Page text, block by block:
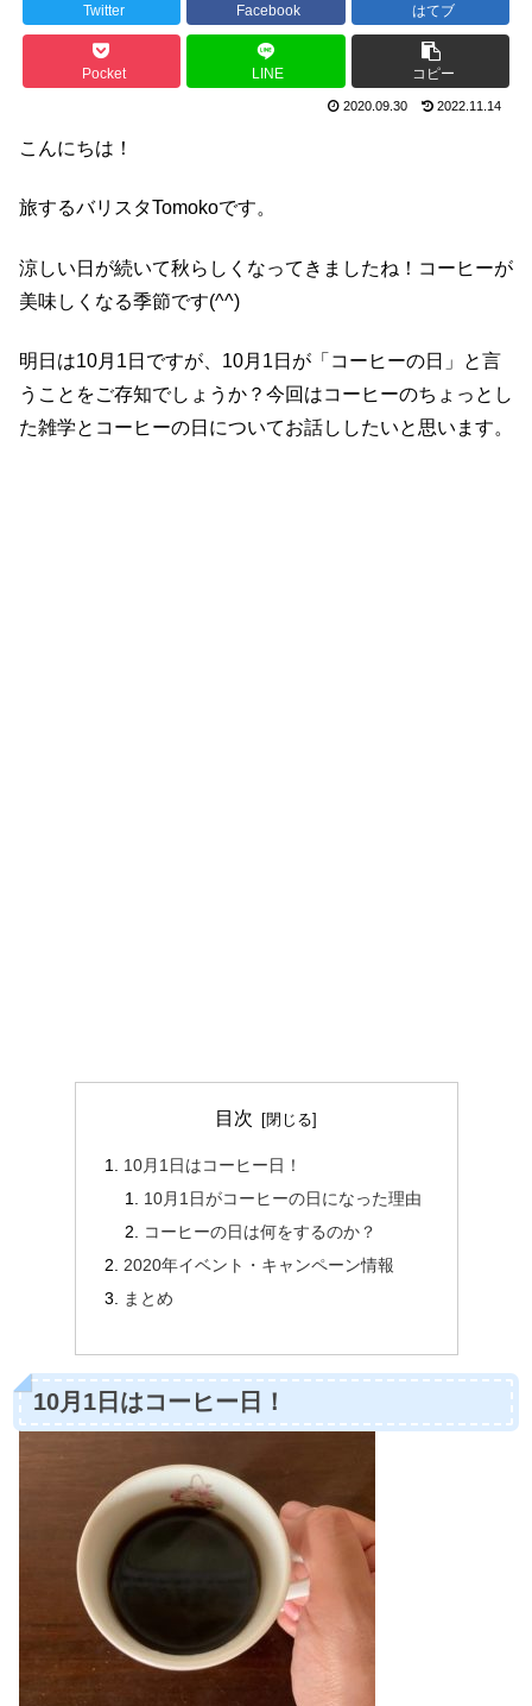
Twitter Facebook はてブ
Pocket LINE コピー
2020.09.30 2022.11.14
こんにちは！
旅するバリスタTomokoです。
涼しい日が続いて秋らしくなってきましたね！コーヒーが
美味しくなる季節です(^^)
明日は10月1日ですが、10月1日が「コーヒーの日」と言
うことをご存知でしょうか？今回はコーヒーのちょっとし
た雑学とコーヒーの日についてお話ししたいと思います。
目次
10月1日はコーヒー日！
10月1日がコーヒーの日になった理由
コーヒーの日は何をするのか？
2020年イベント・キャンペーン情報
まとめ
10月1日はコーヒー日！